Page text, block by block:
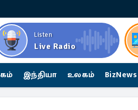
Listen
Live Radio
இந்தியா உலகம் BizNews